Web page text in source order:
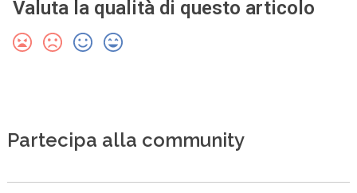
Valuta la qualità di questo articolo
Partecipa alla community